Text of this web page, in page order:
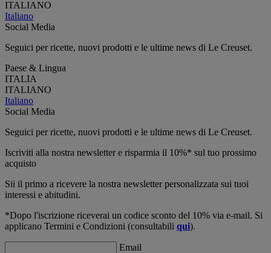
ITALIANO
Italiano
Social Media
Seguici per ricette, nuovi prodotti e le ultime news di Le Creuset.
Paese & Lingua
ITALIA
ITALIANO
Italiano
Social Media
Seguici per ricette, nuovi prodotti e le ultime news di Le Creuset.
Iscriviti alla nostra newsletter e risparmia il 10%* sul tuo prossimo
acquisto
Sii il primo a ricevere la nostra newsletter personalizzata sui tuoi
interessi e abitudini.
*Dopo l'iscrizione riceverai un codice sconto del 10% via e-mail. Si
applicano Termini e Condizioni (consultabili qui).
Email